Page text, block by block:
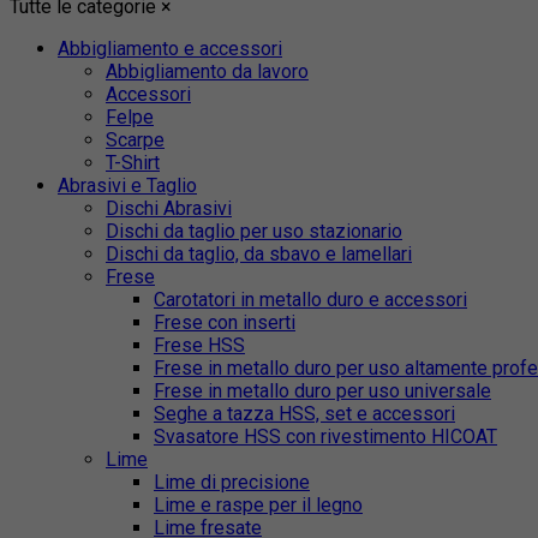
Tutte le categorie ×
Abbigliamento e accessori
Abbigliamento da lavoro
Accessori
Felpe
Scarpe
T-Shirt
Abrasivi e Taglio
Dischi Abrasivi
Dischi da taglio per uso stazionario
Dischi da taglio, da sbavo e lamellari
Frese
Carotatori in metallo duro e accessori
Frese con inserti
Frese HSS
Frese in metallo duro per uso altamente
Frese in metallo duro per uso universale
Seghe a tazza HSS, set e accessori
Svasatore HSS con rivestimento HICOAT
Lime
Lime di precisione
Lime e raspe per il legno
Lime fresate